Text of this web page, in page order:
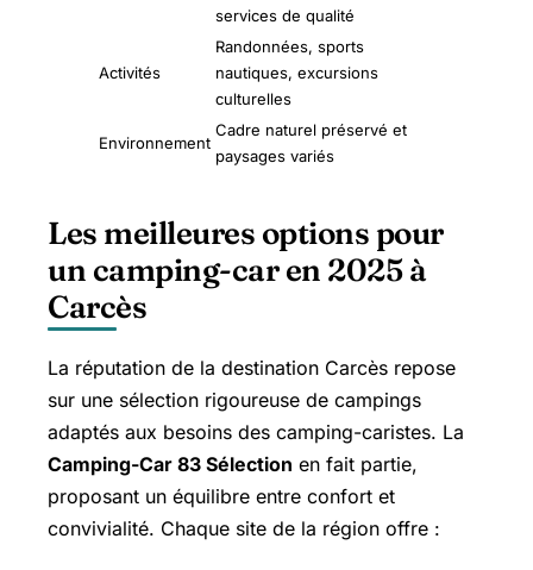
services de qualité
Activités
Randonnées, sports
nautiques, excursions
culturelles
Environnement
Cadre naturel préservé et
paysages variés
Les meilleures options pour
un camping-car en 2025 à
Carcès
La réputation de la destination Carcès repose
sur une sélection rigoureuse de campings
adaptés aux besoins des camping-caristes. La
Camping-Car 83 Sélection en fait partie,
proposant un équilibre entre confort et
convivialité. Chaque site de la région offre :